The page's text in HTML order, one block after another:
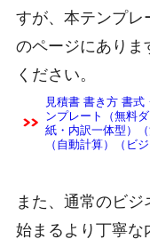
すが、本テンプレ
のページにありま
ください。
見積書 書き方 書式
ンプレート（無料
紙・内訳一体型）
（自動計算）（ビ
また、通常のビ
始まるより丁寧な